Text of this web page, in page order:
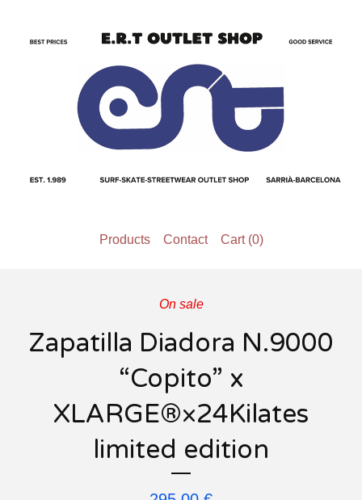
Products Contact Cart (0)
On sale
Zapatilla Diadora N.9000
“Copito” x
XLARGE®×24Kilates
limited edition